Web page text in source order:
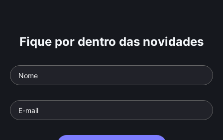
Fique por dentro das novidades